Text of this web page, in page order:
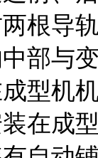
根导
部与
型机
在成